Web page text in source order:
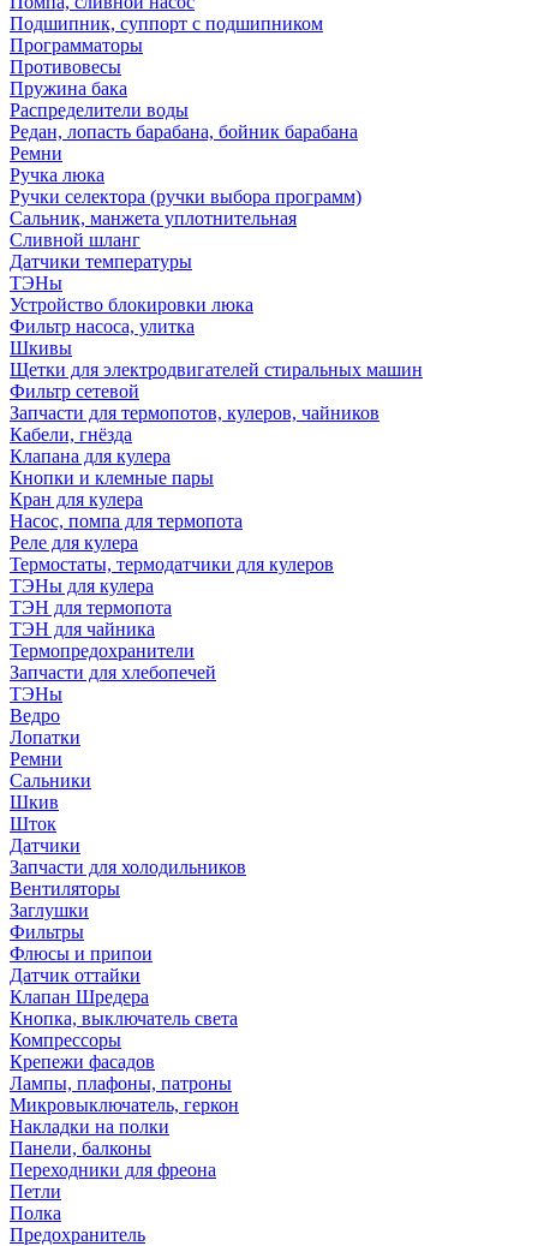
Подшипник, суппорт с подшипником
Программаторы
Противовесы
Пружина бака
Распределители воды
Редан, лопасть барабана, бойник барабана
Ремни
Ручка люка
Ручки селектора (ручки выбора программ)
Сальник, манжета уплотнительная
Сливной шланг
Датчики температуры
ТЭНы
Устройство блокировки люка
Фильтр насоса, улитка
Шкивы
Щетки для электродвигателей стиральных машин
Фильтр сетевой
Запчасти для термопотов, кулеров, чайников
Кабели, гнёзда
Клапана для кулера
Кнопки и клемные пары
Кран для кулера
Насос, помпа для термопота
Реле для кулера
Термостаты, термодатчики для кулеров
ТЭНы для кулера
ТЭН для термопота
ТЭН для чайника
Термопредохранители
Запчасти для хлебопечей
ТЭНы
Ведро
Лопатки
Ремни
Сальники
Шкив
Шток
Датчики
Запчасти для холодильников
Вентиляторы
Заглушки
Фильтры
Флюсы и припои
Датчик оттайки
Клапан Шредера
Кнопка, выключатель света
Компрессоры
Крепежи фасадов
Лампы, плафоны, патроны
Микровыключатель, геркон
Накладки на полки
Панели, балконы
Переходники для фреона
Петли
Полка
Предохранитель